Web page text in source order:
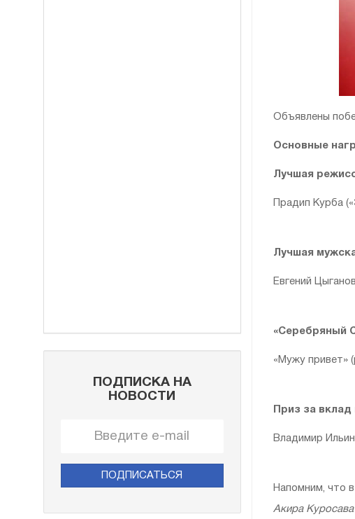
ПОДПИСКА НА
НОВОСТИ
ПОДПИСАТЬСЯ
Объявлены
Основные
Лучшая
Прадип Курба
Лучшая
Евгений
«Серебряный
«Мужу привет»
Приз за
Владимир
Напомним, что
Акира